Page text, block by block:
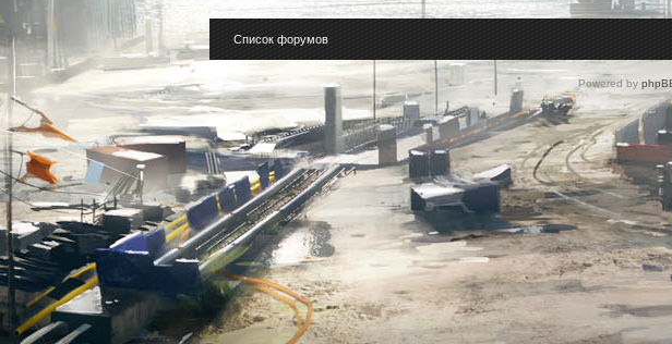
Список форумов
Powered by